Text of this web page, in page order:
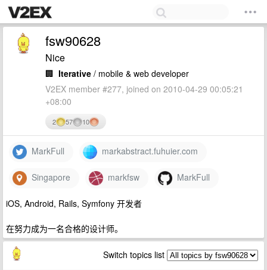
fsw90628
Nice
🏢 Iterative / mobile & web developer
V2EX member #277, joined on 2010-04-29 00:05:21
+08:00
2 57 10
MarkFull markabstract.fuhuier.com
Singapore markfsw MarkFull
iOS, Android, Rails, Symfony 开发者
在努力成为一名合格的设计师。
Switch topics list